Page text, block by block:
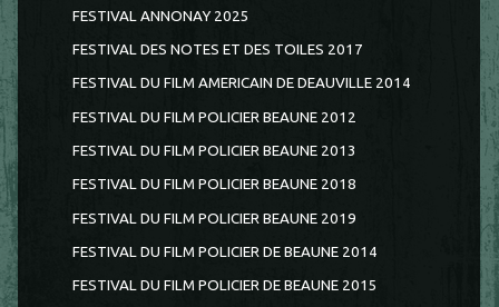
FESTIVAL ANNONAY 2025
FESTIVAL DES NOTES ET DES TOILES 2017
FESTIVAL DU FILM AMERICAIN DE DEAUVILLE 2014
FESTIVAL DU FILM POLICIER BEAUNE 2012
FESTIVAL DU FILM POLICIER BEAUNE 2013
FESTIVAL DU FILM POLICIER BEAUNE 2018
FESTIVAL DU FILM POLICIER BEAUNE 2019
FESTIVAL DU FILM POLICIER DE BEAUNE 2014
FESTIVAL DU FILM POLICIER DE BEAUNE 2015